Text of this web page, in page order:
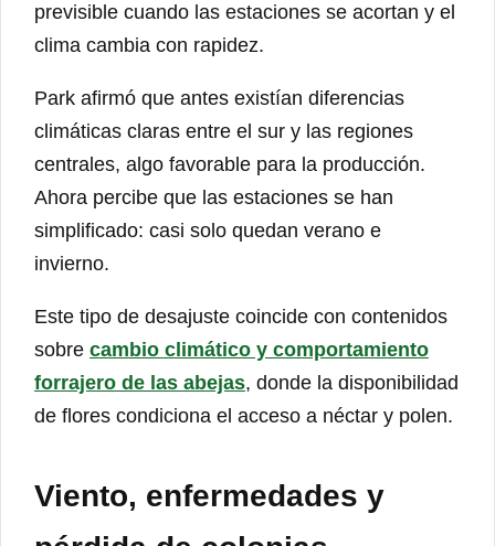
previsible cuando las estaciones se acortan y el
clima cambia con rapidez.
Park afirmó que antes existían diferencias
climáticas claras entre el sur y las regiones
centrales, algo favorable para la producción.
Ahora percibe que las estaciones se han
simplificado: casi solo quedan verano e
invierno.
Este tipo de desajuste coincide con contenidos
sobre cambio climático y comportamiento
forrajero de las abejas, donde la disponibilidad
de flores condiciona el acceso a néctar y polen.
Viento, enfermedades y